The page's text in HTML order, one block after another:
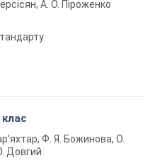
А. О. Піроженко
Ф. Я. Божинова, О.
Довгий